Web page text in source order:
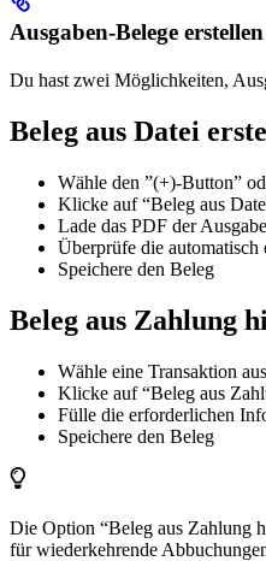
Ausgaben-Belege erstellen
Du hast zwei Möglichkeiten,
Beleg aus Datei
Wähle den ”(+)-Button”
Klicke auf “Beleg aus
Lade das PDF der
Überprüfe die automatisch
Speichere den Beleg
Beleg aus Zahlung
Wähle eine Transaktion aus
Klicke auf “Beleg aus
Fülle die erforderlichen
Speichere den Beleg
Die Option “Beleg aus Zahlung
für wiederkehrende